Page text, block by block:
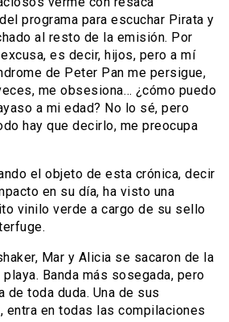
programa para escuchar Pirata y
al resto de la emisión. Por
es decir, hijos, pero a mí
de Peter Pan me persigue,
me obsesiona… ¿cómo puedo
a mi edad? No lo sé, pero
hay que decirlo, me preocupa
el objeto de esta crónica, decir
en su día, ha visto una
vinilo verde a cargo de su sello
Mar y Alicia se sacaron de la
Banda más sosegada, pero
de toda duda. Una de sus
entra en todas las compilaciones